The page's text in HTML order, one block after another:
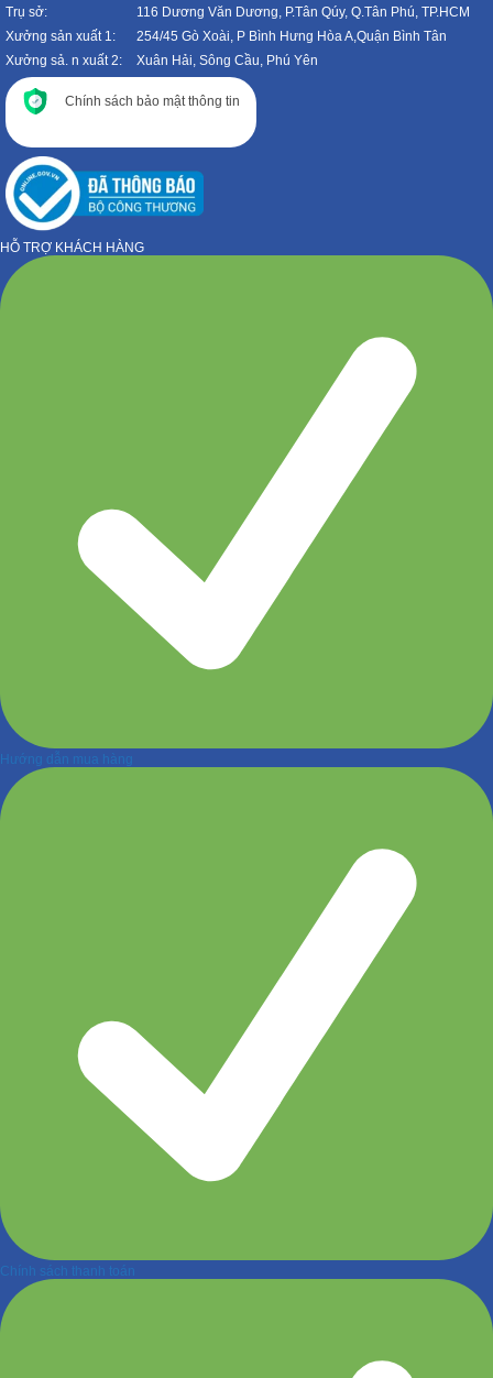
Trụ sở:
116 Dương Văn Dương, P.Tân Qúy, Q.Tân Phú, TP.HCM
Xưởng sản xuất 1:
254/45 Gò Xoài, P Bình Hưng Hòa A,Quận Bình Tân
Xưởng sả. n xuất 2:
Xuân Hải, Sông Cầu, Phú Yên
Chính sách bảo mật thông tin
HỖ TRỢ KHÁCH HÀNG
Hướng dẫn mua hàng
Chính sách thanh toán